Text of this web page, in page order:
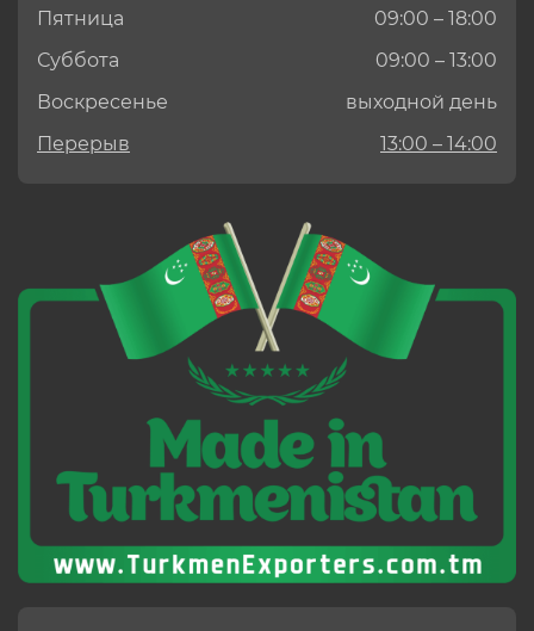
Пятница
09:00 – 18:00
Суббота
09:00 – 13:00
Воскресенье
выходной день
Перерыв
13:00 – 14:00